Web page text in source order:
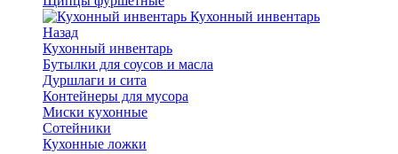
Кухонный инвентарь
Назад
Кухонный инвентарь
Бутылки для соусов и масла
Дуршлаги и сита
Контейнеры для мусора
Миски кухонные
Сотейники
Кухонные ложки